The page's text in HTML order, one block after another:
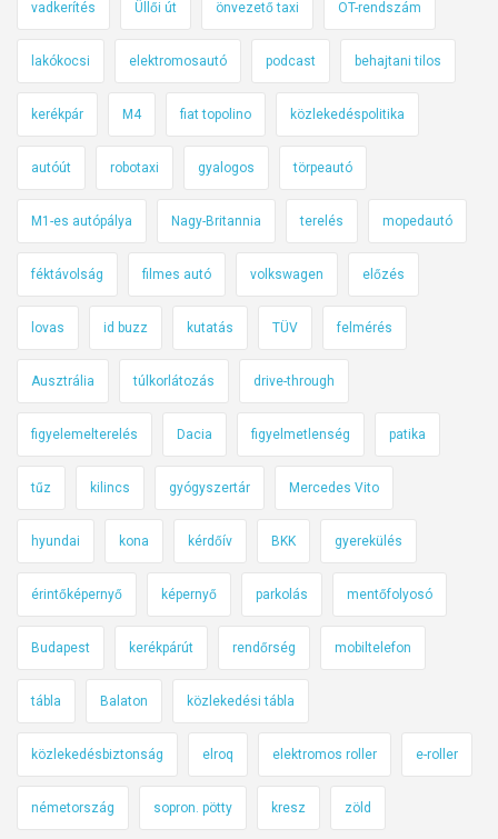
vadkerítés Üllői út önvezető taxi OT-rendszám
lakókocsi elektromosautó podcast behajtani tilos
kerékpár M4 fiat topolino közlekedéspolitika
autóút robotaxi gyalogos törpeautó
M1-es autópálya Nagy-Britannia terelés mopedautó
féktávolság filmes autó volkswagen előzés
lovas id buzz kutatás TÜV felmérés
Ausztrália túlkorlátozás drive-through
figyelemelterelés Dacia figyelmetlenség patika
tűz kilincs gyógyszertár Mercedes Vito
hyundai kona kérdőív BKK gyerekülés
érintőképernyő képernyő parkolás mentőfolyosó
Budapest kerékpárút rendőrség mobiltelefon
tábla Balaton közlekedési tábla
közlekedésbiztonság elroq elektromos roller e-roller
németország sopron. pötty kresz zöld